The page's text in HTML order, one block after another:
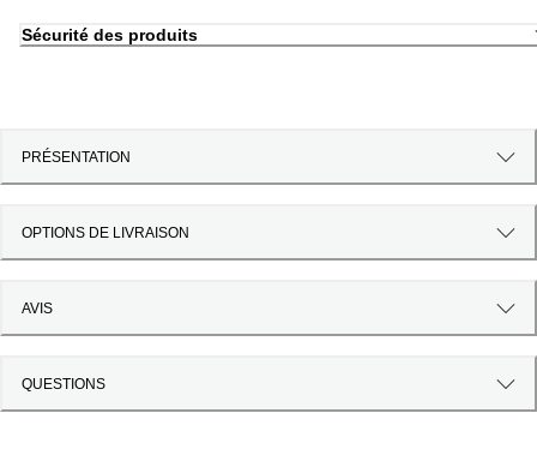
Sécurité des produits
PRÉSENTATION
OPTIONS DE LIVRAISON
AVIS
QUESTIONS